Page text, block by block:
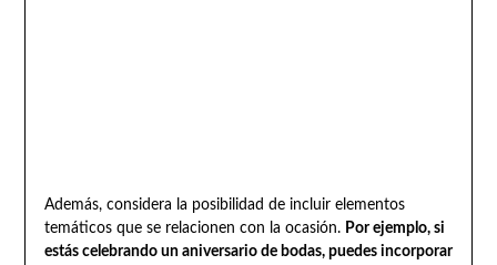
Además, considera la posibilidad de incluir elementos
temáticos que se relacionen con la ocasión. Por ejemplo, si
estás celebrando un aniversario de bodas, puedes incorporar